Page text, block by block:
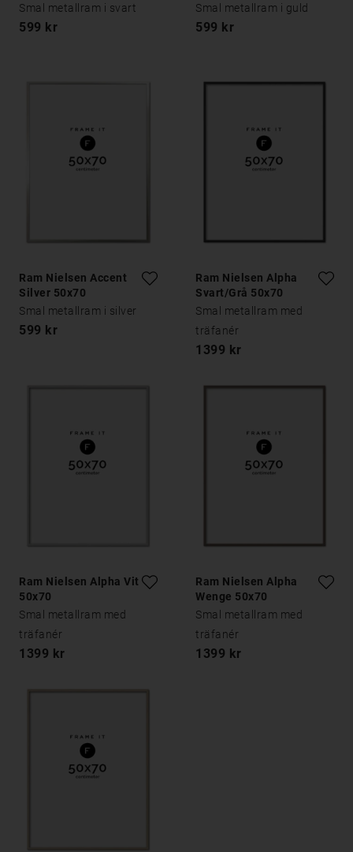
Smal metallram i svart
599 kr
Smal metallram i guld
599 kr
Ram Nielsen Accent
Silver 50x70
Smal metallram i silver
599 kr
Ram Nielsen Alpha
Svart/Grå 50x70
Smal metallram med
träfanér
1399 kr
Ram Nielsen Alpha Vit Ek
50x70
Smal metallram med
träfanér
1399 kr
Ram Nielsen Alpha
Wenge 50x70
Smal metallram med
träfanér
1399 kr